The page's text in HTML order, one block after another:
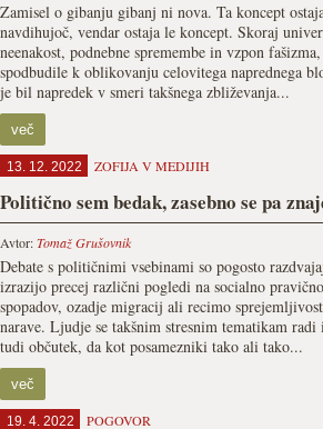
Zamisel o gibanju gibanj ni nova. Ta koncept
navdihujoč, vendar ostaja le koncept. Skoraj
neenakost, podnebne spremembe in vzpon
spodbudile k oblikovanju celovitega naprednega
je bil napredek v smeri takšnega zbliževanja...
več
13. 12. 2022 ZOFIJA V MEDIJIH
Politično sem bedak, zasebno se pa
Avtor:Tomaž Grušovnik
Debate s političnimi vsebinami so pogosto
izrazijo precej različni pogledi na socialno
spopadov, ozadje migracij ali recimo
narave. Ljudje se takšnim stresnim tematikam
tudi občutek, da kot posamezniki tako ali tako...
več
19. 4. 2022 POGOVOR